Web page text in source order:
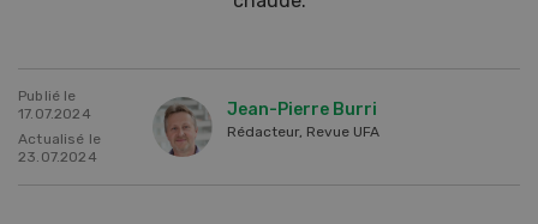
Publié le
17.07.2024
Actualisé le
23.07.2024
Jean-Pierre Burri
Rédacteur, Revue UFA